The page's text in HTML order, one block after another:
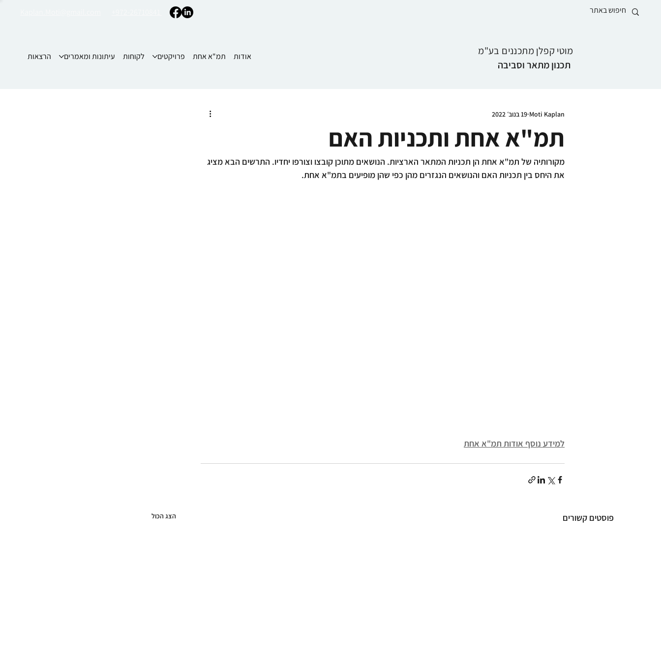
אודות תמ"א אחת פרויקטים לקוחות עיתונות ומאמרים הרצאות
מוטי קפלן מתכננים בע"מ
תכנון מתאר וסביבה
תמ"א אחת ותכניות האם
Moti Kaplan 19 בנוב׳ 2022
מקורותיה של תמ"א אחת הן תכניות המתאר הארציות. הנושאים מתוכן קובצו וצורפו יחדיו. התרשים הבא מציג
את היחס בין תכניות האם והנושאים הנגזרים מהן כפי שהן מופיעים בתמ"א אחת.
למידע נוסף אודות תמ"א אחת
פוסטים קשורים הצג הכול